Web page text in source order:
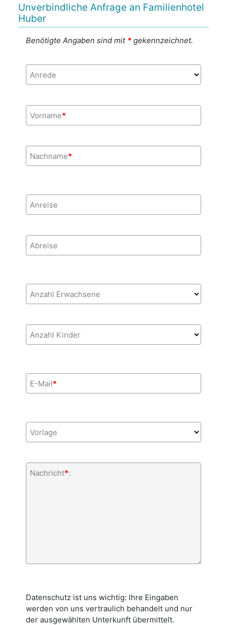
Unverbindliche Anfrage an Familienhotel
Huber
Benötigte Angaben sind mit *gekennzeichnet.
Anrede
Vorname*
Nachname*
Anreise
Abreise
Anzahl Erwachsene
Anzahl Kinder
E-Mail*
Vorlage
Nachricht*:
Datenschutz ist uns wichtig: Ihre Eingaben
werden von uns vertraulich behandelt und nur
der ausgewählten Unterkunft übermittelt.